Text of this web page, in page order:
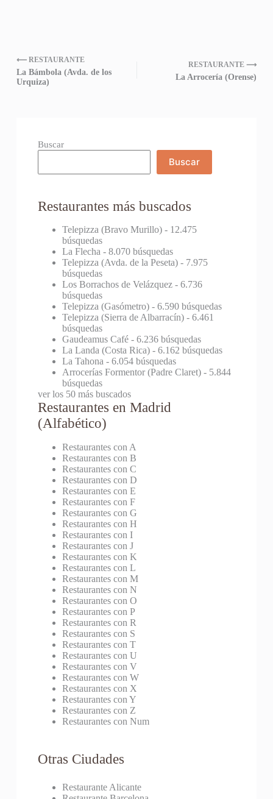
⟵ RESTAURANTE
La Bámbola (Avda. de los
Urquiza)
RESTAURANTE ⟶
La Arrocería (Orense)
Buscar
Buscar
Restaurantes más buscados
Telepizza (Bravo Murillo)- 12.475
búsquedas
La Flecha - 8.070 búsquedas
Telepizza (Avda. de la Peseta)- 7.975
búsquedas
Los Borrachos de Velázquez- 6.736
búsquedas
Telepizza (Gasómetro)- 6.590 búsquedas
Telepizza (Sierra de Albarracín)- 6.461
búsquedas
Gaudeamus Café- 6.236 búsquedas
La Landa (Costa Rica)- 6.162 búsquedas
La Tahona - 6.054 búsquedas
Arrocerías Formentor (Padre Claret)- 5.844
búsquedas
ver los 50 más buscados
Restaurantes en Madrid
(Alfabético)
Restaurantes con A
Restaurantes con B
Restaurantes con C
Restaurantes con D
Restaurantes con E
Restaurantes con F
Restaurantes con G
Restaurantes con H
Restaurantes con I
Restaurantes con J
Restaurantes con K
Restaurantes con L
Restaurantes con M
Restaurantes con N
Restaurantes con O
Restaurantes con P
Restaurantes con R
Restaurantes con S
Restaurantes con T
Restaurantes con U
Restaurantes con V
Restaurantes con W
Restaurantes con X
Restaurantes con Y
Restaurantes con Z
Restaurantes con Num
Otras Ciudades
Restaurante Alicante